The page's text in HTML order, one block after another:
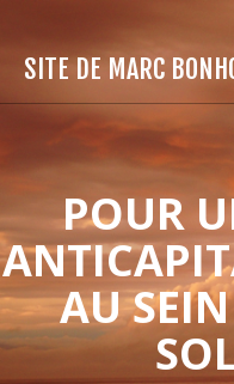
SITE DE MARC
POUR
AU